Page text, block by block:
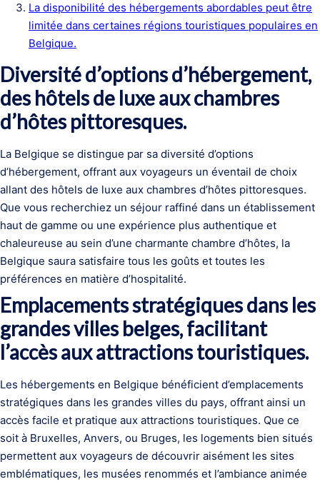
La disponibilité des hébergements abordables peut être
limitée dans certaines régions touristiques populaires en
Belgique.
Diversité d’options d’hébergement,
des hôtels de luxe aux chambres
d’hôtes pittoresques.
La Belgique se distingue par sa diversité d’options
d’hébergement, offrant aux voyageurs un éventail de choix
allant des hôtels de luxe aux chambres d’hôtes pittoresques.
Que vous recherchiez un séjour raffiné dans un établissement
haut de gamme ou une expérience plus authentique et
chaleureuse au sein d’une charmante chambre d’hôtes, la
Belgique saura satisfaire tous les goûts et toutes les
préférences en matière d’hospitalité.
Emplacements stratégiques dans les
grandes villes belges, facilitant
l’accès aux attractions touristiques.
Les hébergements en Belgique bénéficient d’emplacements
stratégiques dans les grandes villes du pays, offrant ainsi un
accès facile et pratique aux attractions touristiques. Que ce
soit à Bruxelles, Anvers, ou Bruges, les logements bien situés
permettent aux voyageurs de découvrir aisément les sites
emblématiques, les musées renommés et l’ambiance animée